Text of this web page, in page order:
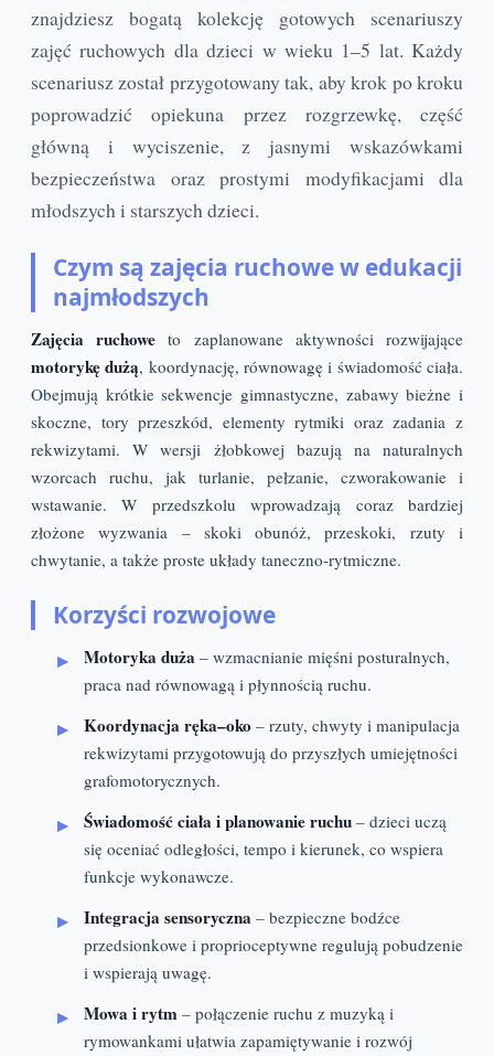
znajdziesz bogatą kolekcję gotowych scenariuszy
zajęć ruchowych dla dzieci w wieku 1–5 lat. Każdy
scenariusz został przygotowany tak, aby krok po kroku
poprowadzić opiekuna przez rozgrzewkę, część
główną i wyciszenie, z jasnymi wskazówkami
bezpieczeństwa oraz prostymi modyfikacjami dla
młodszych i starszych dzieci.
Czym są zajęcia ruchowe w edukacji
najmłodszych
Zajęcia ruchowe to zaplanowane aktywności rozwijające
motorykę dużą, koordynację, równowagę i świadomość ciała.
Obejmują krótkie sekwencje gimnastyczne, zabawy bieżne i
skoczne, tory przeszkód, elementy rytmiki oraz zadania z
rekwizytami. W wersji żłobkowej bazują na naturalnych
wzorcach ruchu, jak turlanie, pełzanie, czworakowanie i
wstawanie. W przedszkolu wprowadzają coraz bardziej
złożone wyzwania – skoki obunóż, przeskoki, rzuty i
chwytanie, a także proste układy taneczno-rytmiczne.
Korzyści rozwojowe
Motoryka duża – wzmacnianie mięśni posturalnych,
praca nad równowagą i płynnością ruchu.
Koordynacja ręka–oko – rzuty, chwyty i manipulacja
rekwizytami przygotowują do przyszłych umiejętności
grafomotorycznych.
Świadomość ciała i planowanie ruchu – dzieci uczą
się oceniać odległości, tempo i kierunek, co wspiera
funkcje wykonawcze.
Integracja sensoryczna – bezpieczne bodźce
przedsionkowe i proprioceptywne regulują pobudzenie
i wspierają uwagę.
Mowa i rytm – połączenie ruchu z muzyką i
rymowankami ułatwia zapamiętywanie i rozwój